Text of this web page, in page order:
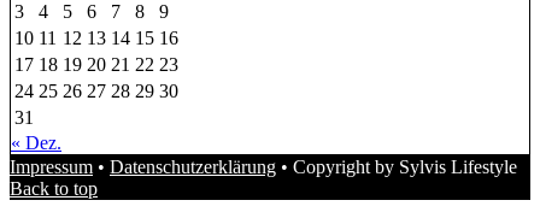
3
4 5 6 7 8
9
10 11 12 13 14 15 16
17 18 19 20 21 22 23
24 25 26 27 28 29 30
31
« Dez.
Impressum • Datenschutzerklärung • Copyright by Sylvis Lifestyle
Back to top